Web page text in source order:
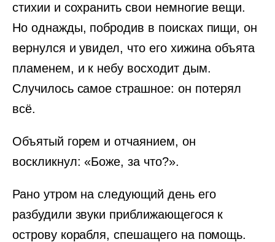
стихии и сохранить свои немногие вещи.
Но однажды, побродив в поисках пищи, он
вернулся и увидел, что его хижина объята
пламенем, и к небу восходит дым.
Случилось самое страшное: он потерял
всё.
Объятый горем и отчаянием, он
воскликнул: «Боже, за что?».
Рано утром на следующий день его
разбудили звуки приближающегося к
острову корабля, спешащего на помощь.